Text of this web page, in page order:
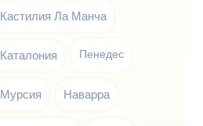
Кастилия Ла Манча
Каталония Пенедес
Мурсия Наварра